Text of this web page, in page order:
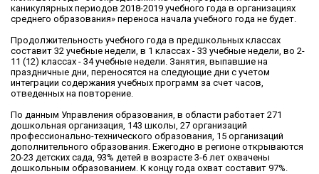
каникулярных периодов 2018-2019 учебного года в организациях
среднего образования» переноса начала учебного года не будет.
Продолжительность учебного года в предшкольных классах
составит 32 учебные недели, в 1 классах - 33 учебные недели, во 2-
11 (12) классах - 34 учебные недели. Занятия, выпавшие на
праздничные дни, переносятся на следующие дни с учетом
интеграции содержания учебных программ за счет часов,
отведенных на повторение.
По данным Управления образования, в области работает 271
дошкольная организация, 143 школы, 27 организаций
профессионально-технического образования, 15 организаций
дополнительного образования. Ежегодно в регионе открываются
20-23 детских сада, 93% детей в возрасте 3-6 лет охвачены
дошкольным образованием. К концу года охват составит 97%.